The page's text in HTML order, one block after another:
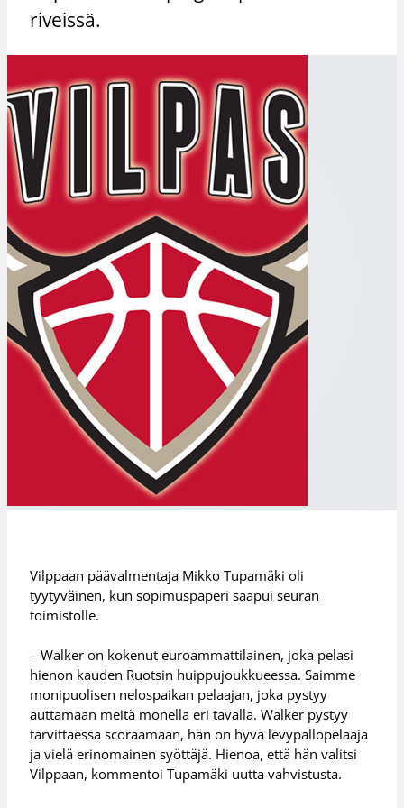
riveissä.
Vilppaan päävalmentaja Mikko Tupamäki oli
tyytyväinen, kun sopimuspaperi saapui seuran
toimistolle.
– Walker on kokenut euroammattilainen, joka pelasi
hienon kauden Ruotsin huippujoukkueessa. Saimme
monipuolisen nelospaikan pelaajan, joka pystyy
auttamaan meitä monella eri tavalla. Walker pystyy
tarvittaessa scoraamaan, hän on hyvä levypallopelaaja
ja vielä erinomainen syöttäjä. Hienoa, että hän valitsi
Vilppaan, kommentoi Tupamäki uutta vahvistusta.